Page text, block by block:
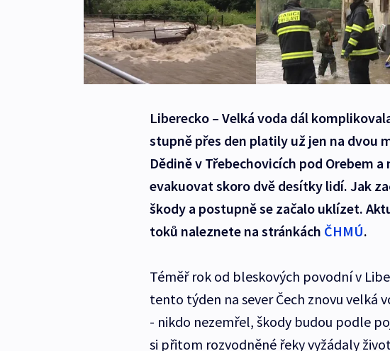
Liberecko – Velká voda dál
stupně přes den platily už jen na dvou
Dědině v Třebechovicích pod Orebem
evakuovat skoro dvě desítky lidí. Jak
škody a postupně se začalo uklízet.
toků naleznete na stránkách ČHMÚ.
Téměř rok od bleskových povodní v
tento týden na sever Čech znovu velká
- nikdo nezemřel, škody budou podle
si přitom rozvodněné řeky vyžádaly